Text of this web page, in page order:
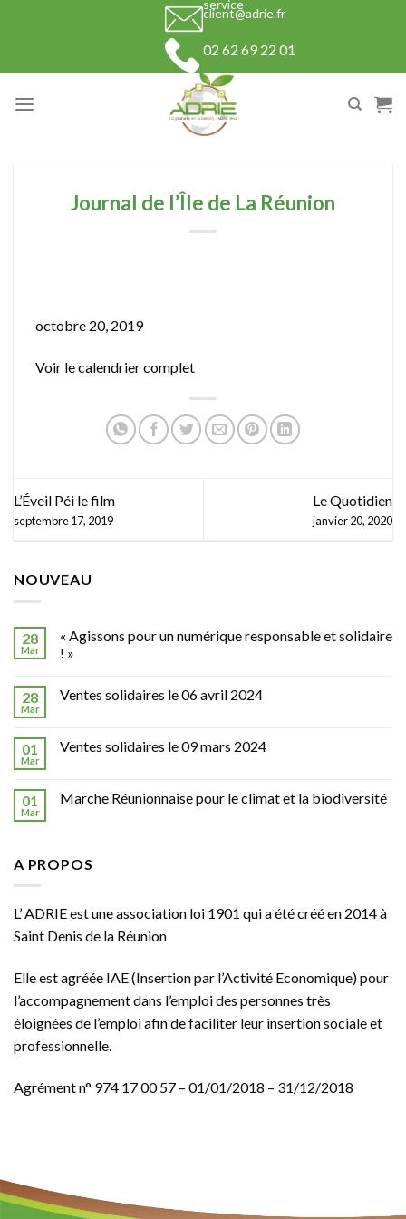
service-
client@adrie.fr
02 62 69 22 01
Journal de l’Île de La Réunion
de
de
octobre 20, 2019
Voir le calendrier complet
L’Éveil Péi le film
septembre 17, 2019
Le Quotidien
janvier 20, 2020
NOUVEAU
28
Mar
« Agissons pour un numérique responsable et solidaire
! »
28
Mar
Ventes solidaires le 06 avril 2024
01
Mar
Ventes solidaires le 09 mars 2024
01
Mar
Marche Réunionnaise pour le climat et la biodiversité
A PROPOS
L’ ADRIE est une association loi 1901 qui a été créé en 2014 à
Saint Denis de la Réunion
Elle est agréée IAE(Insertion par l’Activité Economique) pour
l’accompagnement dans l’emploi des personnes très
éloignées de l’emploi afin de faciliter leur insertion sociale et
professionnelle.
Agrément n° 974 17 00 57 – 01/01/2018 – 31/12/2018